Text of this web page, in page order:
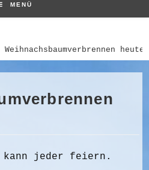
MENÜ
heute
kann jeder feiern.